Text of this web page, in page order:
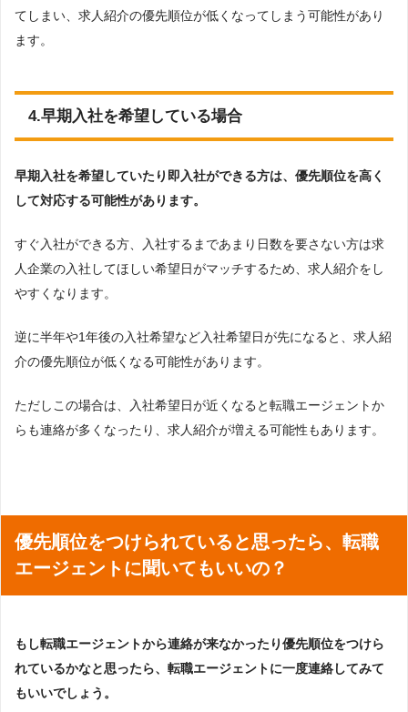
てしまい、求人紹介の優先順位が低くなってしまう可能性があり
ます。
4.早期入社を希望している場合
早期入社を希望していたり即入社ができる方は、優先順位を高く
して対応する可能性があります。
すぐ入社ができる方、入社するまであまり日数を要さない方は求
人企業の入社してほしい希望日がマッチするため、求人紹介をし
やすくなります。
逆に半年や1年後の入社希望など入社希望日が先になると、求人紹
介の優先順位が低くなる可能性があります。
ただしこの場合は、入社希望日が近くなると転職エージェントか
らも連絡が多くなったり、求人紹介が増える可能性もあります。
優先順位をつけられていると思ったら、転職
エージェントに聞いてもいいの？
もし転職エージェントから連絡が来なかったり優先順位をつけら
れているかなと思ったら、転職エージェントに一度連絡してみて
もいいでしょう。